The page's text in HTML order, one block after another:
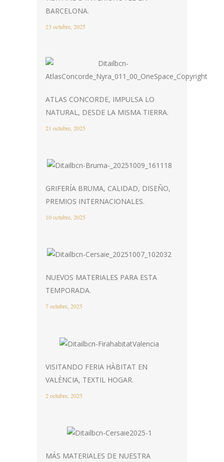
BARCELONA.
23 octubre, 2025
ATLAS CONCORDE, IMPULSA LO
NATURAL, DESDE LA MISMA TIERRA.
21 octubre, 2025
GRIFERÍA BRUMA, CALIDAD, DISEÑO,
PREMIOS INTERNACIONALES.
10 octubre, 2025
NUEVOS MATERIALES PARA ESTA
TEMPORADA.
7 octubre, 2025
VISITANDO FERIA HÀBITAT EN
VALÈNCIA, TEXTIL HOGAR.
2 octubre, 2025
MÁS MATERIALES DE NUESTRA